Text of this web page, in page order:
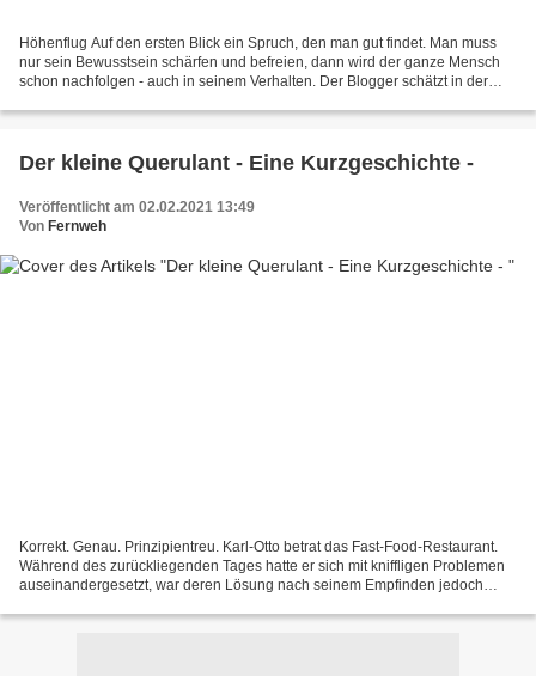
Höhenflug Auf den ersten Blick ein Spruch, den man gut findet. Man muss
nur sein Bewusstsein schärfen und befreien, dann wird der ganze Mensch
schon nachfolgen - auch in seinem Verhalten. Der Blogger schätzt in der
Der kleine Querulant - Eine Kurzgeschichte -
Veröffentlicht am 02.02.2021 13:49
Von Fernweh
Korrekt. Genau. Prinzipientreu. Karl-Otto betrat das Fast-Food-Restaurant.
Während des zurückliegenden Tages hatte er sich mit kniffligen Problemen
auseinandergesetzt, war deren Lösung nach seinem Empfinden jedoch